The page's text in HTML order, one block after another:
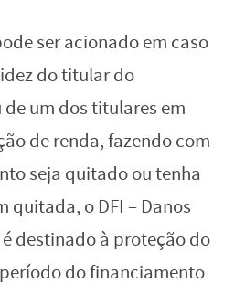
ser acionado em caso
do titular do
um dos titulares em
de renda, fazendo com
seja quitado ou tenha
quitada, o DFI – Danos
destinado à proteção do
do financiamento